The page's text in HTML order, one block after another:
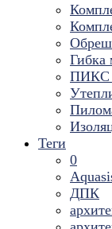
Гибка
ПИКС
Теги
0
ДПК